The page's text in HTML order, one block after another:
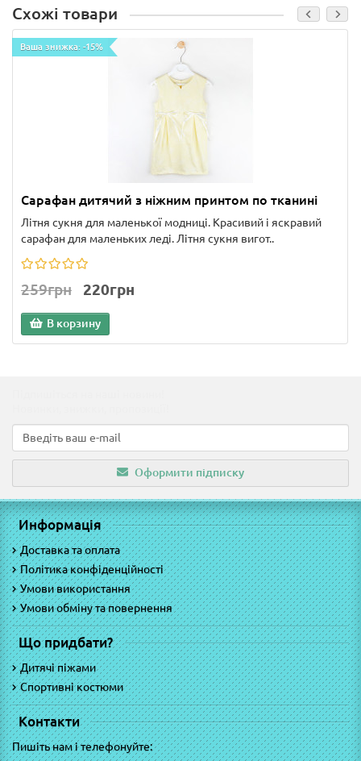
Схожі товари
Ваша знижка: -15%
Сарафан дитячий з ніжним принтом по тканині
Літня сукня для маленької модниці. Красивий і яскравий
сарафан для маленьких леді. Літня сукня вигот..
259грн 220грн
В корзину
Оформити підписку
Информація
Доставка та оплата
Політика конфіденційності
Умови використання
Умови обміну та повернення
Що придбати?
Дитячі піжами
Спортивні костюми
Контакти
Пишіть нам і телефонуйте: